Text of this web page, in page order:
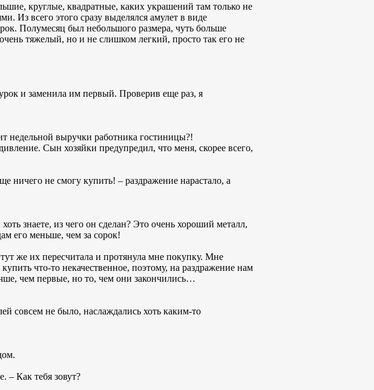
круглые, квадратные, каких украшений там только не
Из всего этого сразу выделялся амулет в виде
Полумесяц был небольшого размера, чуть больше
тяжелый, но и не слишком легкий, просто так его не
и заменила им первый. Проверив еще раз, я
недельной выручки работника гостиницы?!
Сын хозяйки предупредил, что меня, скорее всего,
ничего не смогу купить! – раздражение нарастало, а
знаете, из чего он сделан? Это очень хороший металл,
его меньше, чем за сорок!
же их пересчитала и протянула мне покупку. Мне
что-то некачественное, поэтому, на раздражение нам
чем первые, но то, чем они закончились…
совсем не было, наслаждались хоть каким-то
– Как тебя зовут?